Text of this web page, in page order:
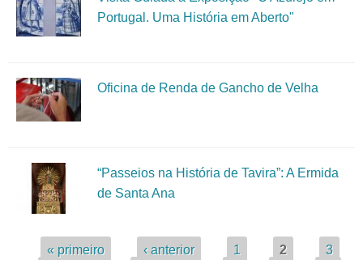
Portugal. Uma História em Aberto"
Oficina de Renda de Gancho de Velha
“Passeios na História de Tavira”: A Ermida
de Santa Ana
Páginas« primeiro ‹ anterior 1 2
3